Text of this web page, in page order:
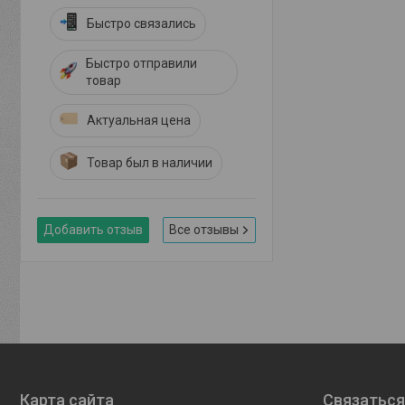
Быстро связались
Быстро отправили
товар
Актуальная цена
Товар был в наличии
Добавить отзыв Все отзывы
Карта сайта